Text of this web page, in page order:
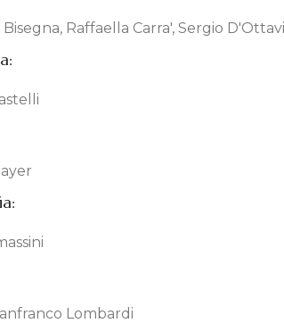
Raffaella Carra', Sergio
Lombardi